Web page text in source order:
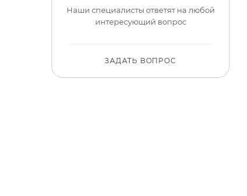
Наши специалисты ответят на любой
интересующий вопрос
ЗАДАТЬ ВОПРОС